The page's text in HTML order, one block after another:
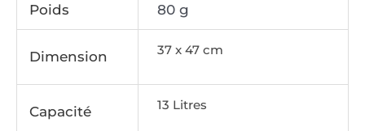
Poids 80 g
Dimension 37 x 47 cm
Capacité 13 Litres